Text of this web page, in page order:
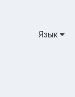
Язык